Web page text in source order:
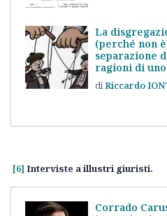
La
(perché non
separazione
ragioni di
Riccardo
[6] Interviste a illustri giuristi.
Corrado